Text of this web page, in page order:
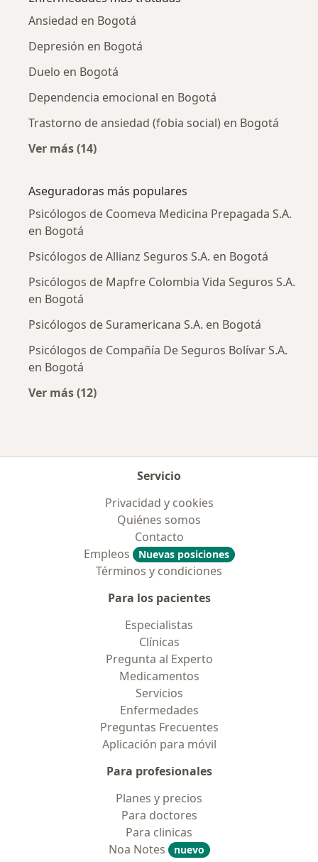
Ansiedad en Bogotá
Depresión en Bogotá
Duelo en Bogotá
Dependencia emocional en Bogotá
Trastorno de ansiedad (fobia social) en Bogotá
Ver más (14)
Aseguradoras más populares
Psicólogos de Coomeva Medicina Prepagada S.A.
en Bogotá
Psicólogos de Allianz Seguros S.A. en Bogotá
Psicólogos de Mapfre Colombia Vida Seguros S.A.
en Bogotá
Psicólogos de Suramericana S.A. en Bogotá
Psicólogos de Compañía De Seguros Bolívar S.A.
en Bogotá
Ver más (12)
Servicio
Privacidad y cookies
Quiénes somos
Contacto
Empleos
Nuevas posiciones
Términos y condiciones
Para los pacientes
Especialistas
Clínicas
Pregunta al Experto
Medicamentos
Servicios
Enfermedades
Preguntas Frecuentes
Aplicación para móvil
Para profesionales
Planes y precios
Para doctores
Para clinicas
Noa Notes
nuevo